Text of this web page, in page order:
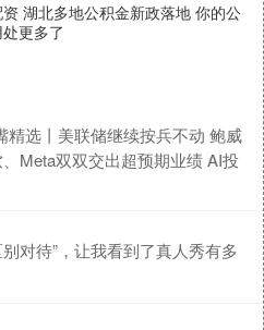
湖北多地公积金新政落地 你的公
更多了
精选丨美联储继续按兵不动 鲍威
Meta双双交出超预期业绩 AI投
对待”，让我看到了真人秀有多